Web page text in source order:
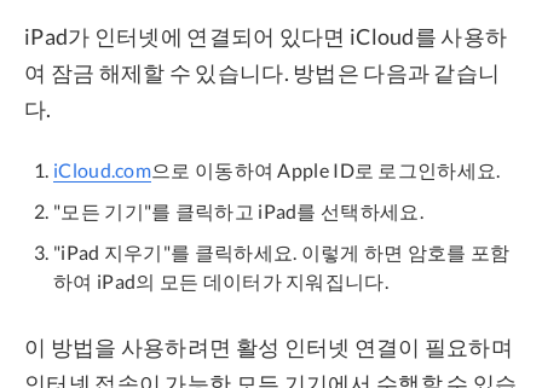
iPad가 인터넷에 연결되어 있다면 iCloud를 사용하
여 잠금 해제할 수 있습니다. 방법은 다음과 같습니
다.
iCloud.com으로 이동하여 Apple ID로 로그인하세요.
"모든 기기"를 클릭하고 iPad를 선택하세요.
"iPad 지우기"를 클릭하세요. 이렇게 하면 암호를 포함
하여 iPad의 모든 데이터가 지워집니다.
이 방법을 사용하려면 활성 인터넷 연결이 필요하며
인터넷 접속이 가능한 모든 기기에서 수행할 수 있습